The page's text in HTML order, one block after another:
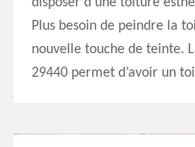
Plus besoin de peindre la
nouvelle touche de teinte.
29440 permet d’avoir un